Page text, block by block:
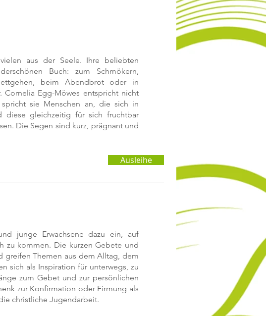
aus der Seele. Ihre beliebten
Buch: zum Schmökern,
beim Abendbrot oder in
Cornelia Egg-Möwes entspricht nicht
sie Menschen an, die sich in
diese gleichzeitig für sich fruchtbar
Die Segen sind kurz, prägnant und
Ausleihe
junge Erwachsene dazu ein, auf
zu kommen. Die kurzen Gebete und
greifen Themen aus dem Alltag, dem
sich als Inspiration für unterwegs, zu
zum Gebet und zur persönlichen
zur Konfirmation oder Firmung als
christliche Jugendarbeit.